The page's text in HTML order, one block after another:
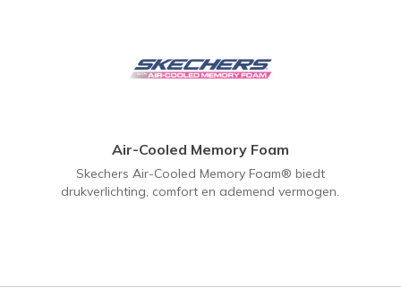
Air-Cooled Memory Foam
Skechers Air-Cooled Memory Foam® biedt
drukverlichting, comfort en ademend vermogen.